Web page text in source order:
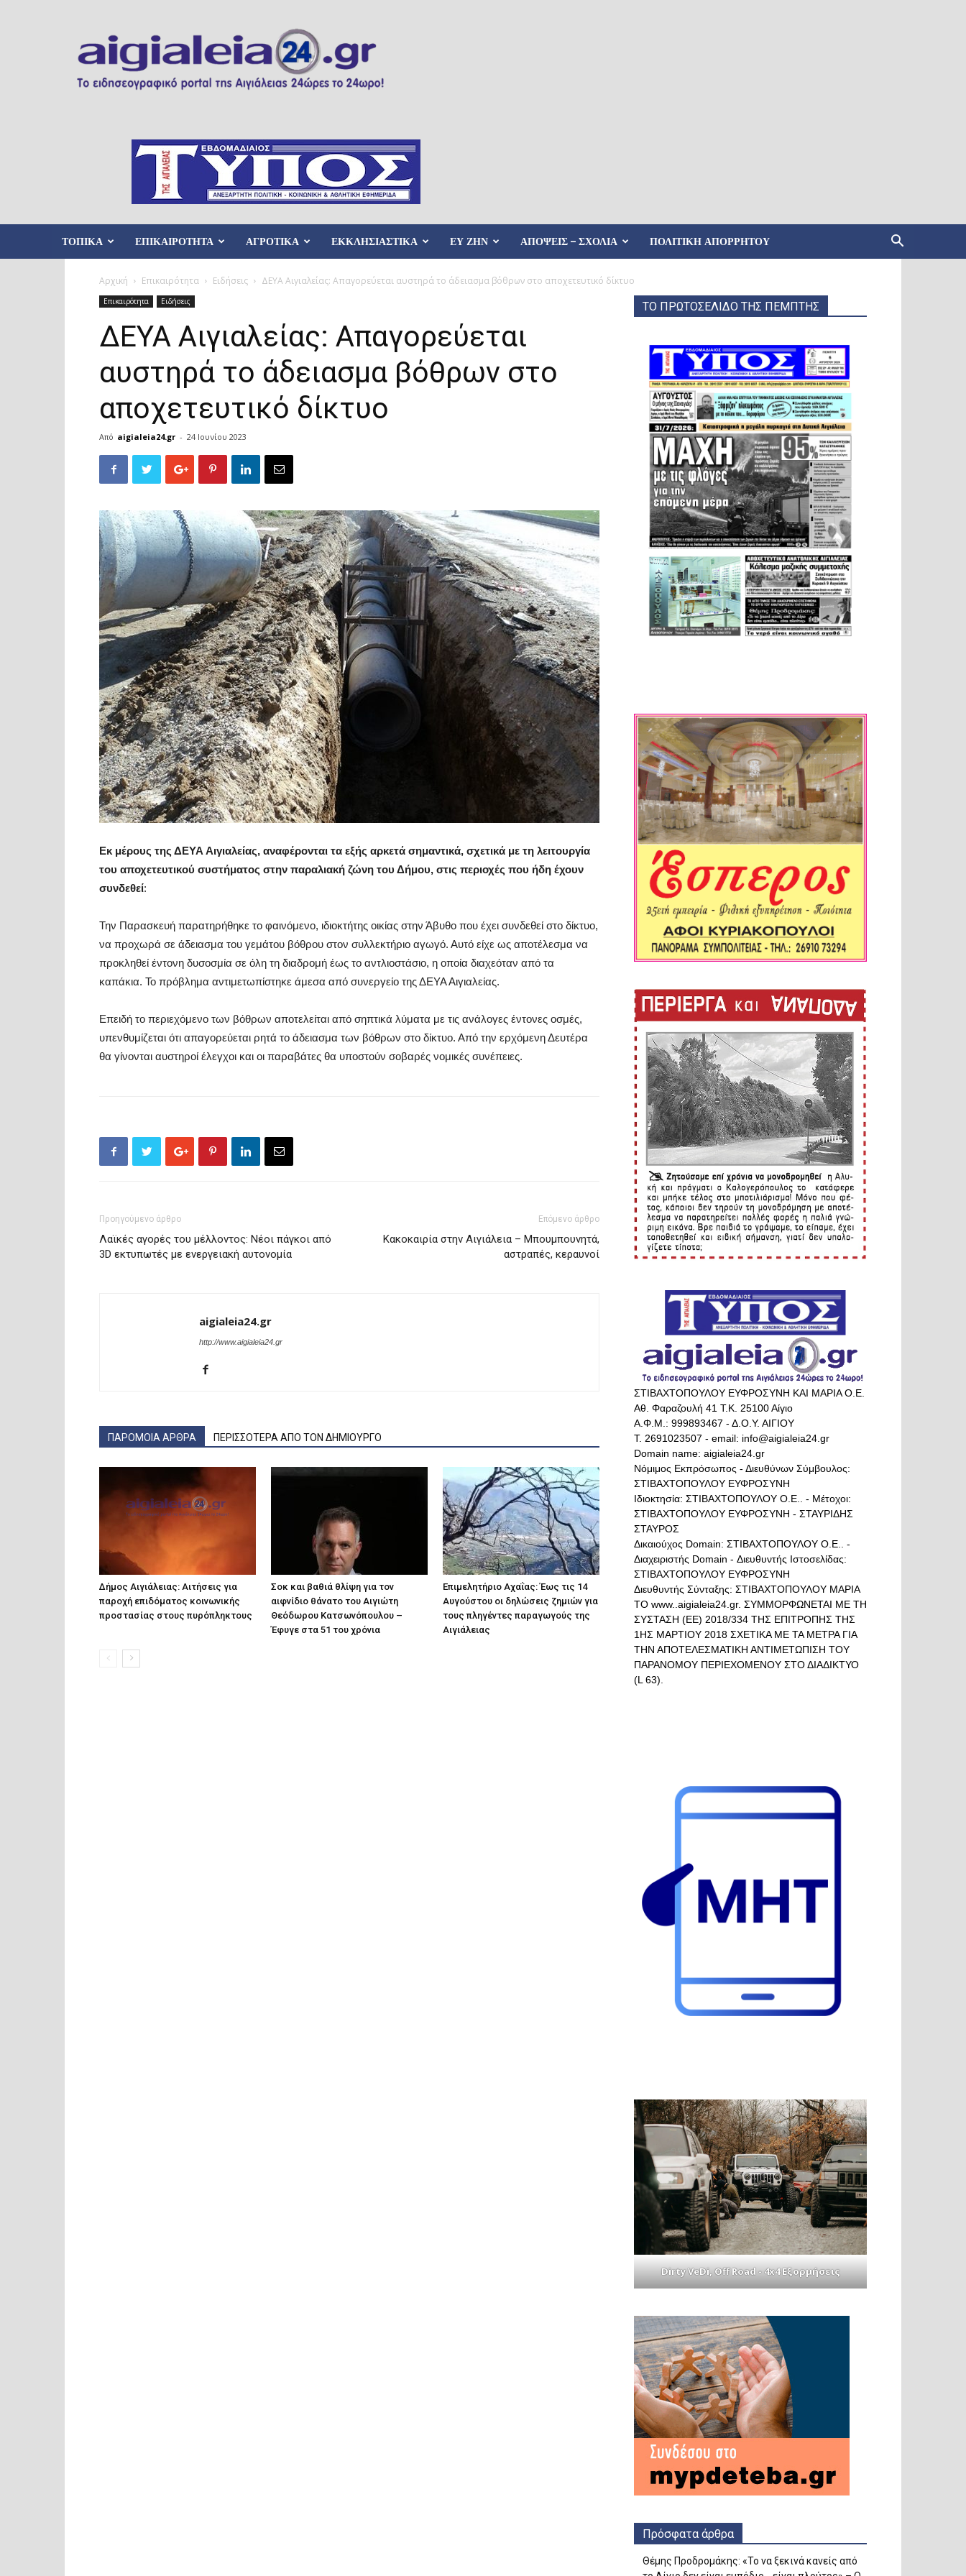
ΤΟΠΙΚΑ ΕΠΙΚΑΙΡΟΤΗΤΑ ΑΓΡΟΤΙΚΑ ΕΚΚΛΗΣΙΑΣΤΙΚΑ ΕΥ ΖΗΝ ΑΠΟΨΕΙΣ – ΣΧΟΛΙΑ ΠΟΛΙΤΙΚΉ ΑΠΟΡΡΉΤΟΥ
Αρχική Επικαιρότητα Ειδήσεις ΔΕΥΑ Αιγιαλείας: Απαγορεύεται αυστηρά το άδειασμα βόθρων στο αποχετευτικό δίκτυο
Επικαιρότητα Ειδήσεις
ΔΕΥΑ Αιγιαλείας: Απαγορεύεται
αυστηρά το άδειασμα βόθρων στο
αποχετευτικό δίκτυο
Από aigialeia24.gr - 24 Ιουνίου 2023
Εκ μέρους της ΔΕΥΑ Αιγιαλείας, αναφέρονται τα εξής αρκετά σημαντικά, σχετικά με τη λειτουργία
του αποχετευτικού συστήματος στην παραλιακή ζώνη του Δήμου, στις περιοχές που ήδη έχουν
συνδεθεί:
Την Παρασκευή παρατηρήθηκε το φαινόμενο, ιδιοκτήτης οικίας στην Άβυθο που έχει συνδεθεί στο δίκτυο,
να προχωρά σε άδειασμα του γεμάτου βόθρου στον συλλεκτήριο αγωγό. Αυτό είχε ως αποτέλεσμα να
προκληθεί έντονη δυσοσμία σε όλη τη διαδρομή έως το αντλιοστάσιο, η οποία διαχεόταν από τα
καπάκια. Το πρόβλημα αντιμετωπίστηκε άμεσα από συνεργείο της ΔΕΥΑ Αιγιαλείας.
Επειδή το περιεχόμενο των βόθρων αποτελείται από σηπτικά λύματα με τις ανάλογες έντονες οσμές,
υπενθυμίζεται ότι απαγορεύεται ρητά το άδειασμα των βόθρων στο δίκτυο. Από την ερχόμενη Δευτέρα
θα γίνονται αυστηροί έλεγχοι και οι παραβάτες θα υποστούν σοβαρές νομικές συνέπειες.
Προηγούμενο άρθρο
Λαϊκές αγορές του μέλλοντος: Νέοι πάγκοι από
3D εκτυπωτές με ενεργειακή αυτονομία
Επόμενο άρθρο
Κακοκαιρία στην Αιγιάλεια – Μπουμπουνητά,
αστραπές, κεραυνοί
aigialeia24.gr
http://www.aigialeia24.gr
ΠΑΡΟΜΟΙΑ ΑΡΘΡΑ ΠΕΡΙΣΣΟΤΕΡΑ ΑΠΟ ΤΟΝ ΔΗΜΙΟΥΡΓΟ
Δήμος Αιγιάλειας: Αιτήσεις για
παροχή επιδόματος κοινωνικής
προστασίας στους πυρόπληκτους
Σοκ και βαθιά θλίψη για τον
αιφνίδιο θάνατο του Αιγιώτη
Θεόδωρου Κατσωνόπουλου –
Έφυγε στα 51 του χρόνια
Επιμελητήριο Αχαΐας: Έως τις 14
Αυγούστου οι δηλώσεις ζημιών για
τους πληγέντες παραγωγούς της
Αιγιάλειας
ΤΟ ΠΡΩΤΟΣΕΛΙΔΟ ΤΗΣ ΠΕΜΠΤΗΣ
ΣΤΙΒΑΧΤΟΠΟΥΛΟΥ ΕΥΦΡΟΣΥΝΗ ΚΑΙ ΜΑΡΙΑ Ο.Ε.
Αθ. Φαραζουλή 41 Τ.Κ. 25100 Αίγιο
Α.Φ.Μ.: 999893467 - Δ.Ο.Υ. ΑΙΓΙΟΥ
Τ. 2691023507 - email: info@aigialeia24.gr
Domain name: aigialeia24.gr
Νόμιμος Εκπρόσωπος - Διευθύνων Σύμβουλος:
ΣΤΙΒΑΧΤΟΠΟΥΛΟΥ ΕΥΦΡΟΣΥΝΗ
Ιδιοκτησία: ΣΤΙΒΑΧΤΟΠΟΥΛΟΥ Ο.Ε.. - Μέτοχοι:
ΣΤΙΒΑΧΤΟΠΟΥΛΟΥ ΕΥΦΡΟΣΥΝΗ - ΣΤΑΥΡΙΔΗΣ
ΣΤΑΥΡΟΣ
Δικαιούχος Domain: ΣΤΙΒΑΧΤΟΠΟΥΛΟΥ Ο.Ε.. -
Διαχειριστής Domain - Διευθυντής Ιστοσελίδας:
ΣΤΙΒΑΧΤΟΠΟΥΛΟΥ ΕΥΦΡΟΣΥΝΗ
Διευθυντής Σύνταξης: ΣΤΙΒΑΧΤΟΠΟΥΛΟΥ ΜΑΡΙΑ
ΤΟ www..aigialeia24.gr. ΣΥΜΜΟΡΦΩΝΕΤΑΙ ΜΕ ΤΗ
ΣΥΣΤΑΣΗ (ΕΕ) 2018/334 ΤΗΣ ΕΠΙΤΡΟΠΗΣ ΤΗΣ
1ΗΣ ΜΑΡΤΙΟΥ 2018 ΣΧΕΤΙΚΑ ΜΕ ΤΑ ΜΕΤΡΑ ΓΙΑ
ΤΗΝ ΑΠΟΤΕΛΕΣΜΑΤΙΚΗ ΑΝΤΙΜΕΤΩΠΙΣΗ ΤΟΥ
ΠΑΡΑΝΟΜΟΥ ΠΕΡΙΕΧΟΜΕΝΟΥ ΣΤΟ ΔΙΑΔΙΚΤΥΟ
(L 63).
Dirty VeDi, Off Road - 4x4 Εξορμήσεις
Πρόσφατα άρθρα
Θέμης Προδρομάκης: «Το να ξεκινά κανείς από